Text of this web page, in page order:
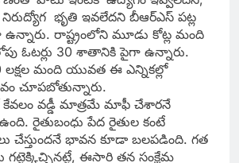
భృతి ఇవలేదని బీఆర్‌ఎస్‌ పట్ల
రాష్ట్రంలోని మూడు కోట్ల మంది
ఓటర్లు 30 శాతానికి పైగా ఉన్నారు.
మంది యువత ఈ ఎన్నికల్లో
చూపబోతున్నారు.
వడ్డీ మాత్రమే మాఫీ చేశారనే
ఉంది. రైతుబంధు పేద రైతుల కంటే
చేస్తుందనే భావన కూడా బలపడింది. గత
గట్టెక్కిచ్చినట్టే, ఈసారి తన సంక్షేమ